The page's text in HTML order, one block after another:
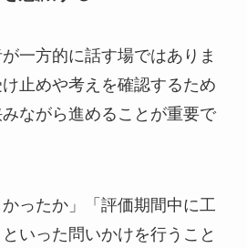
一方的に話す場ではありま
止めや考えを確認するため
ながら進めることが重要で
かったか」「評価期間中に工
いった問いかけを行うこと